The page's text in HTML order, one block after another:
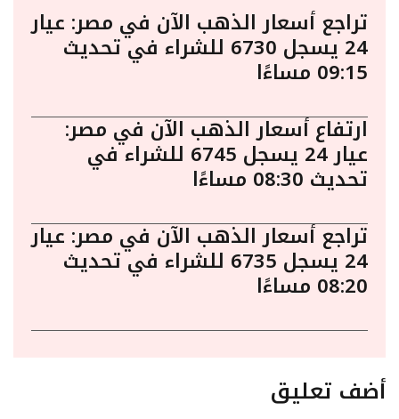
تراجع أسعار الذهب الآن في مصر: عيار
24 يسجل 6730 للشراء في تحديث
09:15 مساءًا
ارتفاع أسعار الذهب الآن في مصر:
عيار 24 يسجل 6745 للشراء في
تحديث 08:30 مساءًا
تراجع أسعار الذهب الآن في مصر: عيار
24 يسجل 6735 للشراء في تحديث
08:20 مساءًا
أضف تعليق